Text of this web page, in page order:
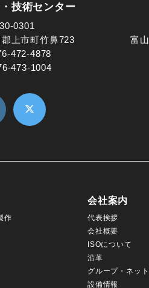
技術センター
0301
上市町竹鼻723
472-4878
473-1004
富
作
会社案内
代表挨拶
会社概要
ISOについて
沿革
グループ・ネッ
設備情報